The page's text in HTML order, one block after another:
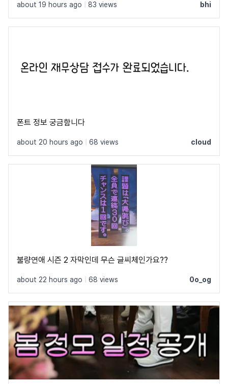
about 19 hours ago 83 views bhi
폰트 정보 궁금함니다
about 20 hours ago 68 views cloud
불량연애 시즌 2 자막인데 무슨 글씨체인가요??
about 22 hours ago 68 views 0o_og